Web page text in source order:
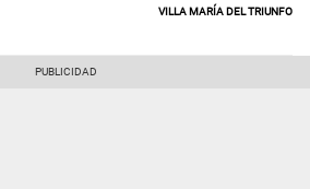
Villa María del Triunfo